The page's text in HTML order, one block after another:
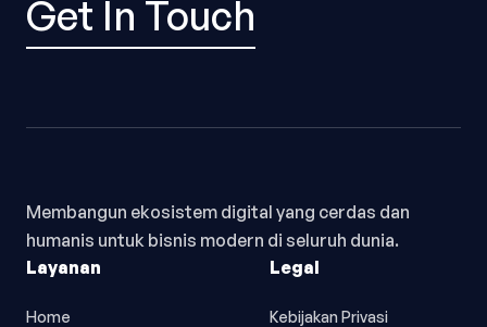
Get In Touch
Membangun ekosistem digital yang cerdas dan
humanis untuk bisnis modern di seluruh dunia.
Layanan
Home
Legal
Kebijakan Privasi